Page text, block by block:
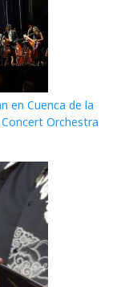
en Cuenca de la
Orchestra